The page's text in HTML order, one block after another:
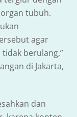
tubuh.
agar
berulang,”
di Jakarta,
dan